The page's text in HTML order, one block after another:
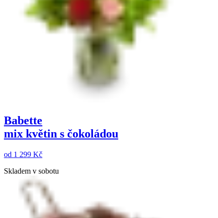
Babette
mix květin s čokoládou
od 1 299 Kč
Skladem v sobotu